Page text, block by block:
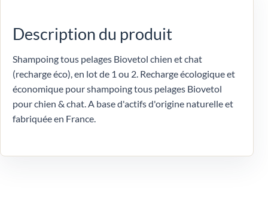
Description du produit
Shampoing tous pelages Biovetol chien et chat
(recharge éco), en lot de 1 ou 2. Recharge écologique et
économique pour shampoing tous pelages Biovetol
pour chien & chat. A base d'actifs d'origine naturelle et
fabriquée en France.